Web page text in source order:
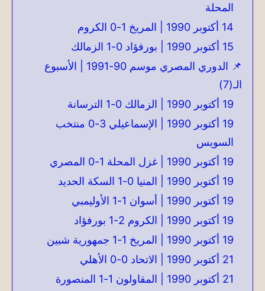
المحلة
14 أكتوبر 1990 | المريخ 1-0 الكروم
15 أكتوبر 1990 | بورفؤاد 0-1 الزمالك
📌 الدوري المصري موسم 90-1991 | الأسبوع
الـ(7)
19 أكتوبر 1990 | الزمالك 0-1 الترسانة
19 أكتوبر 1990 | الإسماعيلي 3-0 منتخب
السويس
19 أكتوبر 1990 | غزل المحلة 1-0 المصري
19 أكتوبر 1990 | المنيا 0-1 السكة الحديد
19 أكتوبر 1990 | أسوان 1-1 الأوليمبي
19 أكتوبر 1990 | الكروم 2-1 بورفؤاد
19 أكتوبر 1990 | المريخ 1-1 جمهورية شبين
21 أكتوبر 1990 | الاتحاد 0-0 الأهلي
21 أكتوبر 1990 | المقاولون 1-1 المنصورة